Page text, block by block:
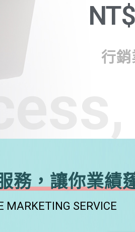
NT$
行銷
務，讓你業績
MARKETING SERVICE